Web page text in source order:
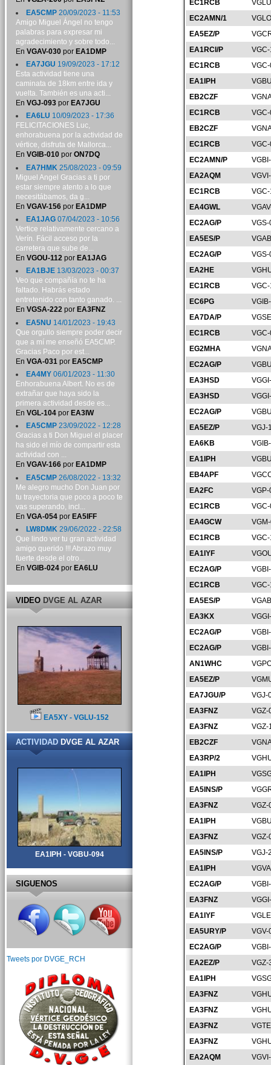
EC1RCB
EC2AMN/1
EA5EZ/P
EA1RCI/P
EC1RCB
EA1IPH
EB2CZF
EC1RCB
EB2CZF
EC1RCB
EC2AMN/P
EA2AQM
EC1RCB
EA4GWL
EC2AG/P
EA5ES/P
EC2AG/P
EA2HE
EC1RCB
EC6PG
EA7DA/P
EC1RCB
EG2MHA
EC2AG/P
EA3HSD
EA3HSD
EC2AG/P
EA5EZ/P
VGJ-
EA6KB
EA1IPH
EB4APF
EA2FC
EC1RCB
EA4GCW
EC1RCB
EA1IYF
EC2AG/P
EC1RCB
EA5ES/P
EA3KX
EC2AG/P
EC2AG/P
AN1WHC
EA5EZ/P
EA7JGU/P
VGJ-
EA3FNZ
VGZ-
EA3FNZ
VGZ-
EB2CZF
EA3RP/2
EA1IPH
EA5INS/P
EA3FNZ
VGZ-
EA1IPH
EA3FNZ
VGZ-
EA5INS/P
VGJ-
EA1IPH
EC2AG/P
EA3FNZ
EA1IYF
EA5URY/P
VGV-
EC2AG/P
EA2EZ/P
VGZ-
EA1IPH
EA3FNZ
EA3FNZ
EA3FNZ
EA3FNZ
EA2AQM
EA5CMP20/09/2023 - 11:53
Amigo Miguel Ángel no tengo
palabras para expresar mi
agradecimiento y sobre todo...
En VGAV-030por EA1DMP
EA7JGU 19/09/2023 - 17:12
Esta actividad tiene una
caminata de 18km entre ida y
vuelta. También es una acti...
En VGJ-093por EA7JGU
EA6LU 10/09/2023 - 17:36
FELICITACIONES Luc,
enhorabuena por la actividad de
vértice, disfruta de Mallorca...
En VGIB-010por ON7DQ
EA7HMK 25/08/2023 - 09:59
Miguel Angel Gracias a ti por
estar siempre atento a lo que
necesitábamos, da g...
En VGAV-156por EA1DMP
EA1JAG07/04/2023 - 10:56
Vertice relativamente cercano a
Verín. Fácil acceso por la
carretera que sube de...
En VGOU-112por EA1JAG
EA1BJE13/03/2023 - 00:37
Veo que compañía no te ha
faltado. Habrás estado
entretenido con tanto ganado. ...
En VGSA-222por EA3FNZ
EA5NU 14/01/2023 - 19:43
Que orgullo siempre poder decir
que a mí me enseñó EA5CMP.
Gracias Paco por est...
En VGA-031 por EA5CMP
EA4MY06/01/2023 - 11:30
Enhorabuena Albert. No es de
extrañar que haya sido la
primera actividad desde es...
En VGL-104por EA3IW
EA5CMP23/09/2022 - 12:28
Gracias a ti Don Miguel el placer
ha sido el mío de compartir esta
actividad con ...
En VGAV-166por EA1DMP
EA5CMP26/08/2022 - 13:32
Me alegro mucho Don Juan por
tu trayectoria que poco a poco te
vas superando, incl...
En VGA-054por EA5IFF
LW8DMK29/06/2022 - 22:58
Que lindo ver tu gran actividad
amigo querido !!! Abrazo muy
fuerte desde el otro...
En VGIB-024por EA6LU
VIDEODVGE AL AZAR
EA5XY - VGLU-152
ACTIVIDADDVGE AL AZAR
EA1IPH - VGBU-094
SIGUENOS
Tweets por DVGE_RCH